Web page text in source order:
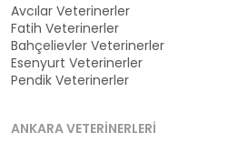
Avcılar Veterinerler
Fatih Veterinerler
Bahçelievler Veterinerler
Esenyurt Veterinerler
Pendik Veterinerler
ANKARA VETERINERLERI